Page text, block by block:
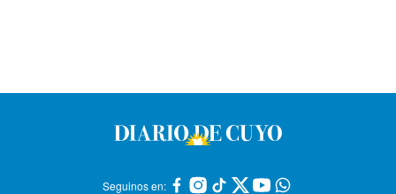
Seguinos en: